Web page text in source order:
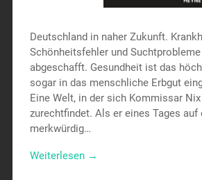
Deutschland in naher Zukunft.
Schönheitsfehler und Suchtprobleme
abgeschafft. Gesundheit ist das
sogar in das menschliche Erbgut
Eine Welt, in der sich Kommissar
zurechtfindet. Als er eines Tages auf
merkwürdig…
Weiterlesen →